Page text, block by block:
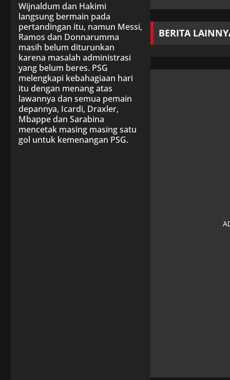
Wijnaldum dan Hakimi
langsung bermain pada
pertandingan itu, namun Messi,
Ramos dan Donnarumma
masih belum diturunkan
karena masalah administrasi
yang belum beres. PSG
melengkapi kebahagiaan hari
itu dengan menang atas
lawannya dan semua pemain
depannya, Icardi, Draxler,
Mbappe dan Sarabina
mencetak masing masing satu
gol untuk kemenangan PSG.
BERITA